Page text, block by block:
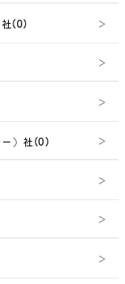
(0)
）社(0)